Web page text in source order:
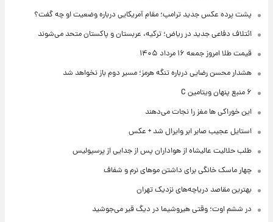
پشت پرده عکس جدید ترامپ؛ مقام آمریکایی درباره وضعیت او چه گفت؟
ائتلاف دفاعی جدید در ریاض؛ ترکیه، عربستان و پاکستان متحد می‌شوند
قیمت طلا امروز جمعه ۱۶ مرداد ۱۴۰۵
هشدار محسن رضایی درباره تنگه هرمز؛ مسیر دوم باز نخواهد شد
۶ منبع پنهان ویتامین C
این خوراکی ها مغز را نجات می‌دهند
استایل عجیب صابر ابر وایرال شد + عکس
طلب حلالیت عالیشاه از هواداران پس از جدایی از پرسپولیس
چهار ماسک خانگی برای داشتن موهای نرم و شفاف
بهترین مقاصد دریاچه‌های نزدیک تهران
در ششم اوت؛ وقتی هیروشیما در دیگ قیر می‌جوشید